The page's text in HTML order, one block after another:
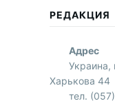
РЕДАКЦИЯ
Адрес
Украина,
Харькова 44
тел.